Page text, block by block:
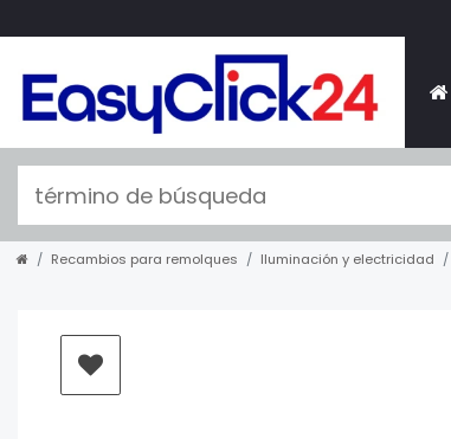
Recambios para remolques Iluminación y electricidad